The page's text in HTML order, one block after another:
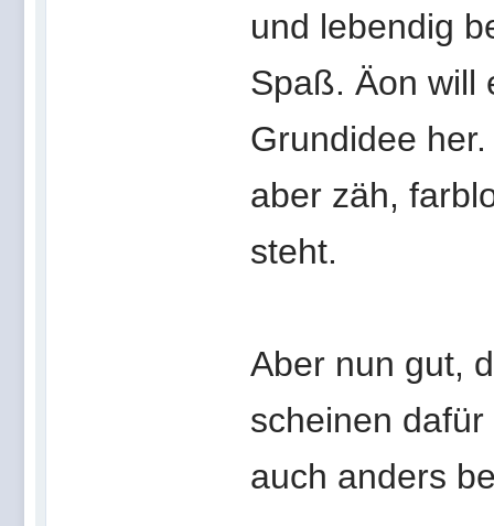
und lebendig
Spaß. Äon will
Grundidee
aber zäh,
steht.
Aber nun gut,
scheinen
auch anders